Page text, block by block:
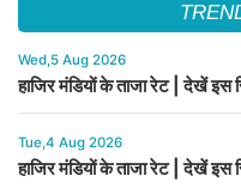
Wed,5 Aug 2026
हाजिर मंडियों के ताजा रेट | देखें इस
Tue,4 Aug 2026
हाजिर मंडियों के ताजा रेट | देखें इस